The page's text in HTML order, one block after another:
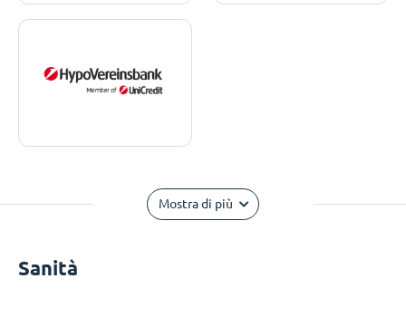
Mostra di più
Sanità